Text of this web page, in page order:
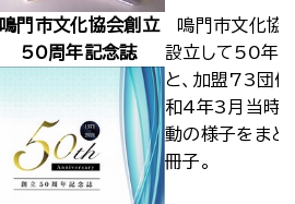
鳴門市文化協会創立
50周年記念誌
鳴門市文化協
設立して50年
と、加盟73団体
和4年3月当時）
動の様子をまと
冊子。